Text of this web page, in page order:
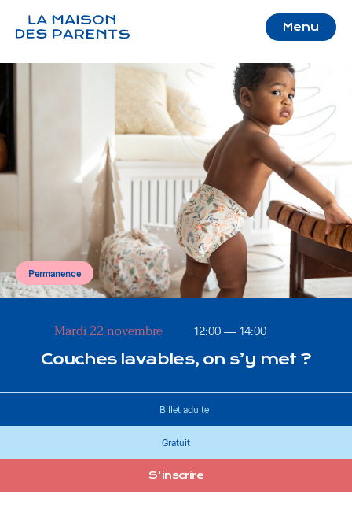
Menu
Permanence
Mardi 22 novembre 12:00 — 14:00
Couches lavables, on s’y met ?
Billet adulte
Gratuit
S'inscrire